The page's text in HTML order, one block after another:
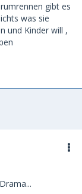
gibt es
was sie
und Kinder will ,